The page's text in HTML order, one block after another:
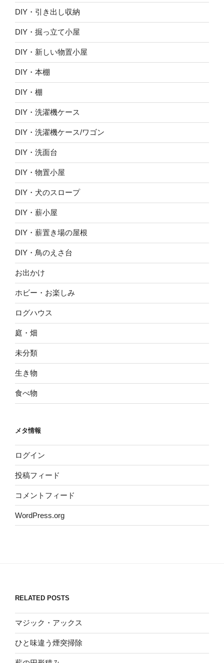
DIY・引き出し収納
DIY・掘っ立て小屋
DIY・新しい物置小屋
DIY・本棚
DIY・棚
DIY・洗濯機ケース
DIY・洗濯機ケース/ワゴン
DIY・洗面台
DIY・物置小屋
DIY・犬のスロープ
DIY・薪小屋
DIY・薪置き場の屋根
DIY・鳥のえさ台
お出かけ
ホビー・お楽しみ
ログハウス
庭・畑
未分類
生き物
食べ物
メタ情報
ログイン
投稿フィード
コメントフィード
WordPress.org
RELATED POSTS
マジック・アックス
ひと味違う煙突掃除